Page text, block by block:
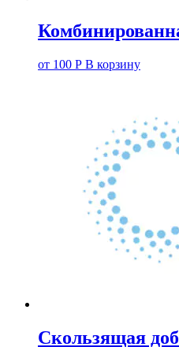
от 100 Р В корзину
Скользящая